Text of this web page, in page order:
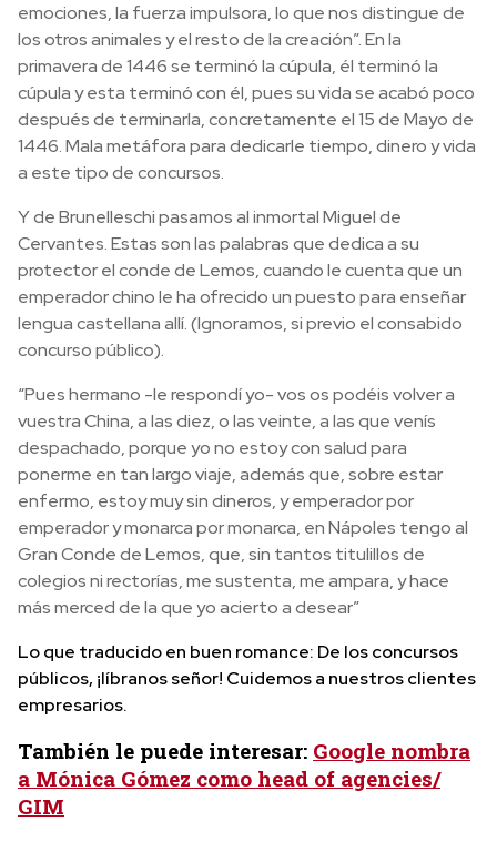
emociones, la fuerza impulsora, lo que nos distingue de
los otros animales y el resto de la creación”. En la
primavera de 1446 se terminó la cúpula, él terminó la
cúpula y esta terminó con él, pues su vida se acabó poco
después de terminarla, concretamente el 15 de Mayo de
1446. Mala metáfora para dedicarle tiempo, dinero y vida
a este tipo de concursos.
Y de Brunelleschi pasamos al inmortal Miguel de
Cervantes. Estas son las palabras que dedica a su
protector el conde de Lemos, cuando le cuenta que un
emperador chino le ha ofrecido un puesto para enseñar
lengua castellana allí. (Ignoramos, si previo el consabido
concurso público).
“Pues hermano -le respondí yo- vos os podéis volver a
vuestra China, a las diez, o las veinte, a las que venís
despachado, porque yo no estoy con salud para
ponerme en tan largo viaje, además que, sobre estar
enfermo, estoy muy sin dineros, y emperador por
emperador y monarca por monarca, en Nápoles tengo al
Gran Conde de Lemos, que, sin tantos titulillos de
colegios ni rectorías, me sustenta, me ampara, y hace
más merced de la que yo acierto a desear”
Lo que traducido en buen romance: De los concursos
públicos, ¡líbranos señor! Cuidemos a nuestros clientes
empresarios.
También le puede interesar: Google nombra
a Mónica Gómez como head of agencies/
GIM